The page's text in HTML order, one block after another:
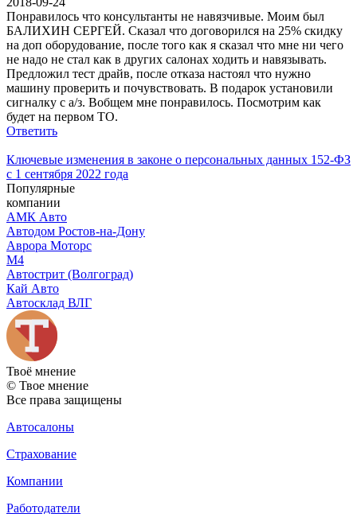
Понравилось что консультанты не навязчивые. Моим был
БАЛИХИН СЕРГЕЙ. Сказал что договорился на 25% скидку
на доп оборудование, после того как я сказал что мне ни чего
не надо не стал как в других салонах ходить и навязывать.
Предложил тест драйв, после отказа настоял что нужно
машину проверить и почувствовать. В подарок установили
сигналку с а/з. Вобщем мне понравилось. Посмотрим как
будет на первом ТО.
Ответить
Ключевые изменения в законе о персональных данных 152-ФЗ
с 1 сентября 2022 года
Популярные
компании
АМК Авто
Автодом Ростов-на-Дону
Аврора Моторс
М4
Автострит (Волгоград)
Кай Авто
Автосклад ВЛГ
Твоё мнение
© Твое мнение
Все права защищены
Автосалоны
Страхование
Компании
Работодатели